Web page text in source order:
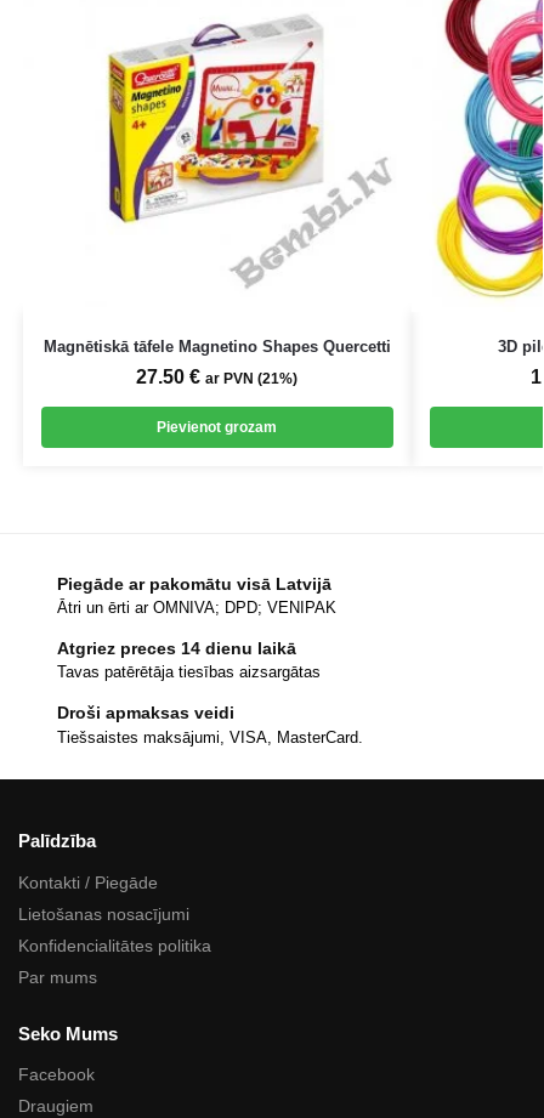
Magnētiskā tāfele Magnetino Shapes Quercetti
27.50€ ar PVN (21%)
Pievienot grozam
3D
Piegāde ar pakomātu visā Latvijā
Ātri un ērti ar OMNIVA; DPD; VENIPAK
Atgriez preces 14 dienu laikā
Tavas patērētāja tiesības aizsargātas
Droši apmaksas veidi
Tiešsaistes maksājumi, VISA, MasterCard.
Palīdzība
Kontakti / Piegāde
Lietošanas nosacījumi
Konfidencialitātes politika
Par mums
Seko Mums
Facebook
Draugiem